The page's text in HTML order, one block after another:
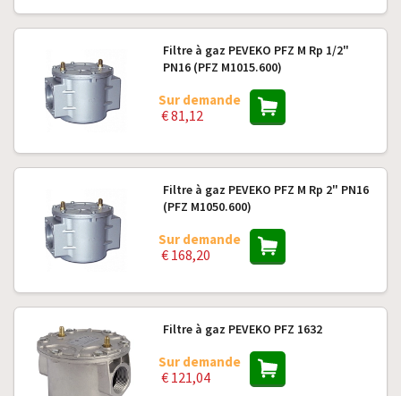
Filtre à gaz PEVEKO PFZ M Rp 1/2"
PN16 (PFZ M1015.600)
Sur demande
€ 81,12
Filtre à gaz PEVEKO PFZ M Rp 2" PN16
(PFZ M1050.600)
Sur demande
€ 168,20
Filtre à gaz PEVEKO PFZ 1632
Sur demande
€ 121,04